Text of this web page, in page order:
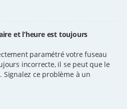
et l’heure est toujours
paramétré votre fuseau
incorrecte, il se peut que le
Signalez ce problème à un